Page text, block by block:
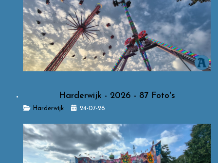
Harderwijk - 2026 - 87 Foto's
DetailsHarderwijk 24-07-26